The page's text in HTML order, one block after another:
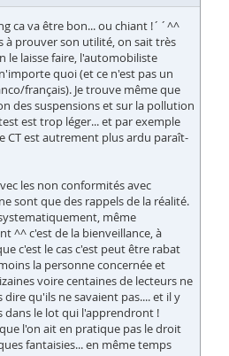
ca va être bon... ou chiant !´´^^
à prouver son utilité, on sait très
le laisse faire, l'automobiliste
quoi (et ce n'est pas un
français). Je trouve même que
des suspensions et sur la pollution
est trop léger... et par exemple
CT est autrement plus ardu paraît-
les non conformités avec
sont que des rappels de la réalité.
même
^^ c'est de la bienveillance, à
c'est le cas c'est peut être rabat
la personne concernée et
voire centaines de lecteurs ne
qu'ils ne savaient pas.... et il y
dans le lot qui l'apprendront !
l'on ait en pratique pas le droit
fantaisies... en même temps